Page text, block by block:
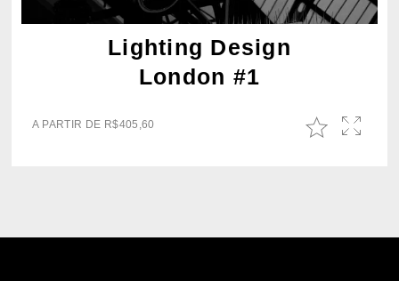
Lighting Design
London #1
A PARTIR DE R$405,60